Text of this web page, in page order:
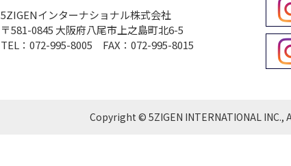
5ZIGENインターナショナル株式会社
〒581-0845 大阪府八尾市上之島町北6-5
TEL：072-995-8005 FAX：072-995-8015
Copyright © 5ZIGEN INTERNATIONAL INC.,